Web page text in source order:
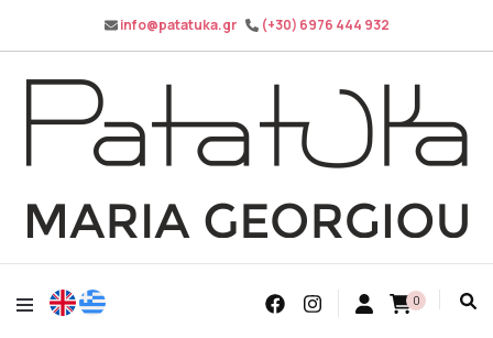
info@patatuka.gr (+30) 6976 444 932
Patatuka
Maria Georgiou
0